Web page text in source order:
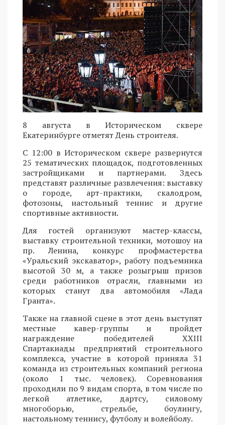
8 августа в Историческом сквере
Екатеринбурге отметят День строителя.
С 12:00 в Историческом сквере развернутся
25 тематических площадок, подготовленных
застройщиками и партнерами. Здесь
представят различные развлечения: выставку
о городе, арт-практики, скалодром,
фотозоны, настольный теннис и другие
спортивные активности.
Для гостей организуют мастер-классы,
выставку строительной техники, мотошоу на
пр. Ленина, конкурс профмастерства
«Уральский экскаватор», работу подъемника
высотой 30 м, а также розыгрыш призов
среди работников отрасли, главными из
которых станут два автомобиля «Лада
Гранта».
Также на главной сцене в этот день выступят
местные кавер-группы и пройдет
награждение победителей XXIII
Спартакиады предприятий строительного
комплекса, участие в которой приняла 31
команда из строительных компаний региона
(около 1 тыс. человек). Соревнования
проходили по 9 видам спорта, в том числе по
легкой атлетике, дартсу, силовому
многоборью, стрельбе, боулингу,
настольному теннису, футболу и волейболу.